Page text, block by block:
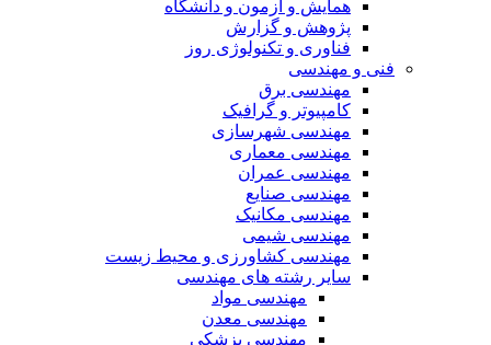
همایش و آزمون و دانشگاه
پژوهش و گزارش
فناوری و تکنولوژی روز
فنی و مهندسی
مهندسی برق
کامپیوتر و گرافیک
مهندسی شهرسازی
مهندسی معماری
مهندسی عمران
مهندسی صنایع
مهندسی مکانیک
مهندسی شیمی
مهندسی کشاورزی و محیط زیست
سایر رشته های مهندسی
مهندسی مواد
مهندسی معدن
مهندسی پزشکی